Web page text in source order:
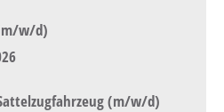
w/d)
(m/w/d)